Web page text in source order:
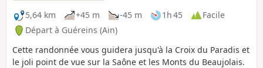
5,64 km
+45 m -45 m 1h 45
Facile
Départ à Guéreins (Ain)
Cette randonnée vous guidera jusqu'à la Croix du Paradis et
le joli point de vue sur la Saône et les Monts du Beaujolais.